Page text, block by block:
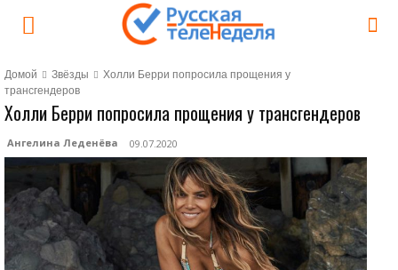
Домой Звёзды
Холли Берри попросила прощения у
трансгендеров
Холли Берри попросила прощения у трансгендеров
Ангелина Леденёва 09.07.2020